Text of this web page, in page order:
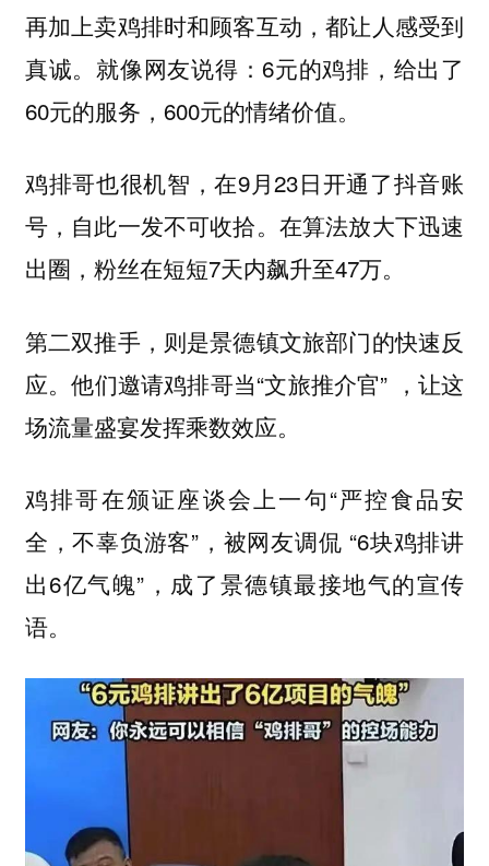
再加上卖鸡排时和顾客互动，都让人感受到
真诚。就像网友说得：6元的鸡排，给出了
60元的服务，600元的情绪价值。
鸡排哥也很机智，在9月23日开通了抖音账
号，自此一发不可收拾。在算法放大下迅速
出圈，粉丝在短短7天内飙升至47万。
第二双推手，则是景德镇文旅部门的快速反
应。他们邀请鸡排哥当“文旅推介官” ，让这
场流量盛宴发挥乘数效应。
鸡排哥在颁证座谈会上一句“严控食品安
全，不辜负游客”，被网友调侃 “6块鸡排讲
出6亿气魄”，成了景德镇最接地气的宣传
语。